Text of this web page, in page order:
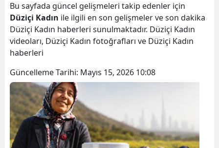
Bu sayfada güncel gelişmeleri takip edenler için
Düziçi Kadın ile ilgili en son gelişmeler ve son dakika
Düziçi Kadın haberleri sunulmaktadır. Düziçi Kadın
videoları, Düziçi Kadın fotoğrafları ve Düziçi Kadın
haberleri
Güncelleme Tarihi: Mayıs 15, 2026 10:08